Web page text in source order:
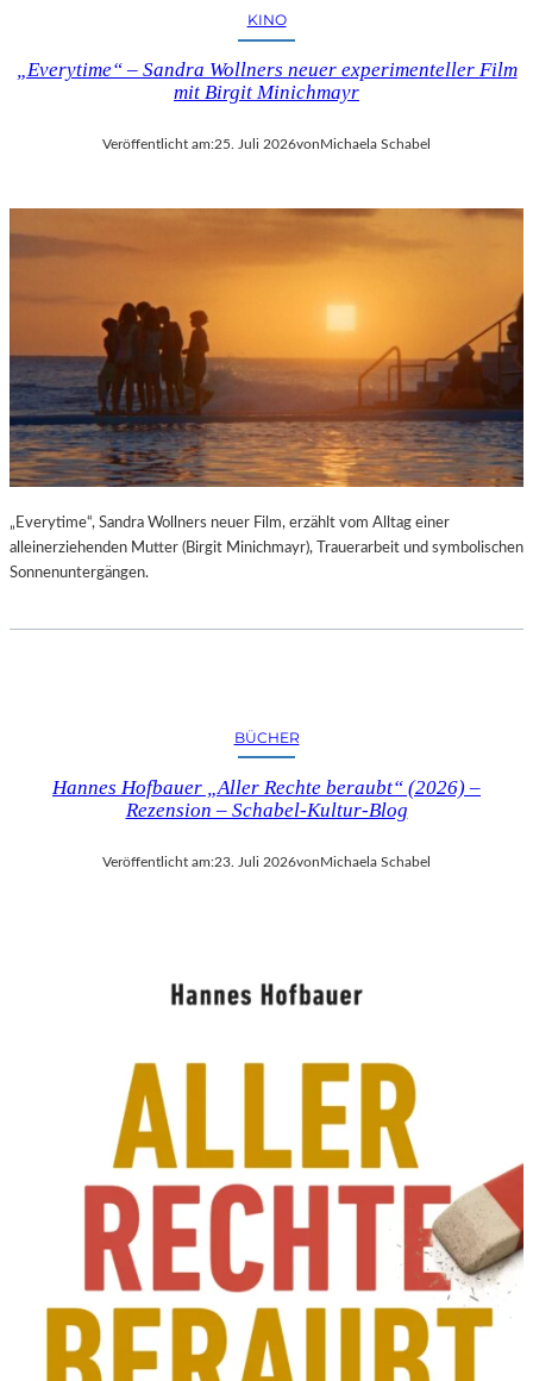
KINO
„Everytime“ – Sandra Wollners neuer experimenteller Film
mit Birgit Minichmayr
Veröffentlicht am:25. Juli 2026vonMichaela Schabel
„Everytime“, Sandra Wollners neuer Film, erzählt vom Alltag einer
alleinerziehenden Mutter (Birgit Minichmayr), Trauerarbeit und symbolischen
Sonnenuntergängen.
BÜCHER
Hannes Hofbauer „Aller Rechte beraubt“ (2026) –
Rezension – Schabel-Kultur-Blog
Veröffentlicht am:23. Juli 2026vonMichaela Schabel